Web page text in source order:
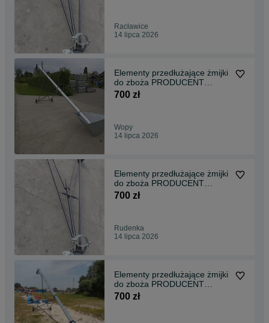
Racławice
14 lipca 2026
Elementy przedłużające żmijki
do zboża PRODUCENT
Gwarancja transport!
700 zł
Wopy
14 lipca 2026
Elementy przedłużające żmijki
do zboża PRODUCENT
Gwarancja transport!
700 zł
Rudenka
14 lipca 2026
Elementy przedłużające żmijki
do zboża PRODUCENT
Gwarancja transport!
700 zł